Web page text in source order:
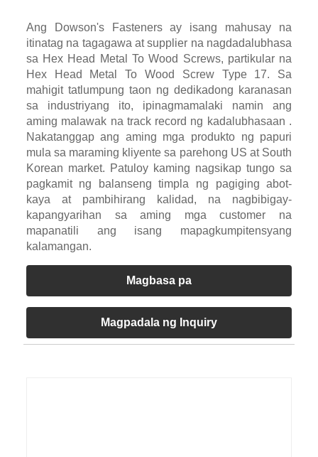
Ang Dowson's Fasteners ay isang mahusay na
itinatag na tagagawa at supplier na nagdadalubhasa
sa Hex Head Metal To Wood Screws, partikular na
Hex Head Metal To Wood Screw Type 17. Sa
mahigit tatlumpung taon ng dedikadong karanasan
sa industriyang ito, ipinagmamalaki namin ang
aming malawak na track record ng kadalubhasaan .
Nakatanggap ang aming mga produkto ng papuri
mula sa maraming kliyente sa parehong US at South
Korean market. Patuloy kaming nagsikap tungo sa
pagkamit ng balanseng timpla ng pagiging abot-
kaya at pambihirang kalidad, na nagbibigay-
kapangyarihan sa aming mga customer na
mapanatili ang isang mapagkumpitensyang
kalamangan.
Magbasa pa
Magpadala ng Inquiry